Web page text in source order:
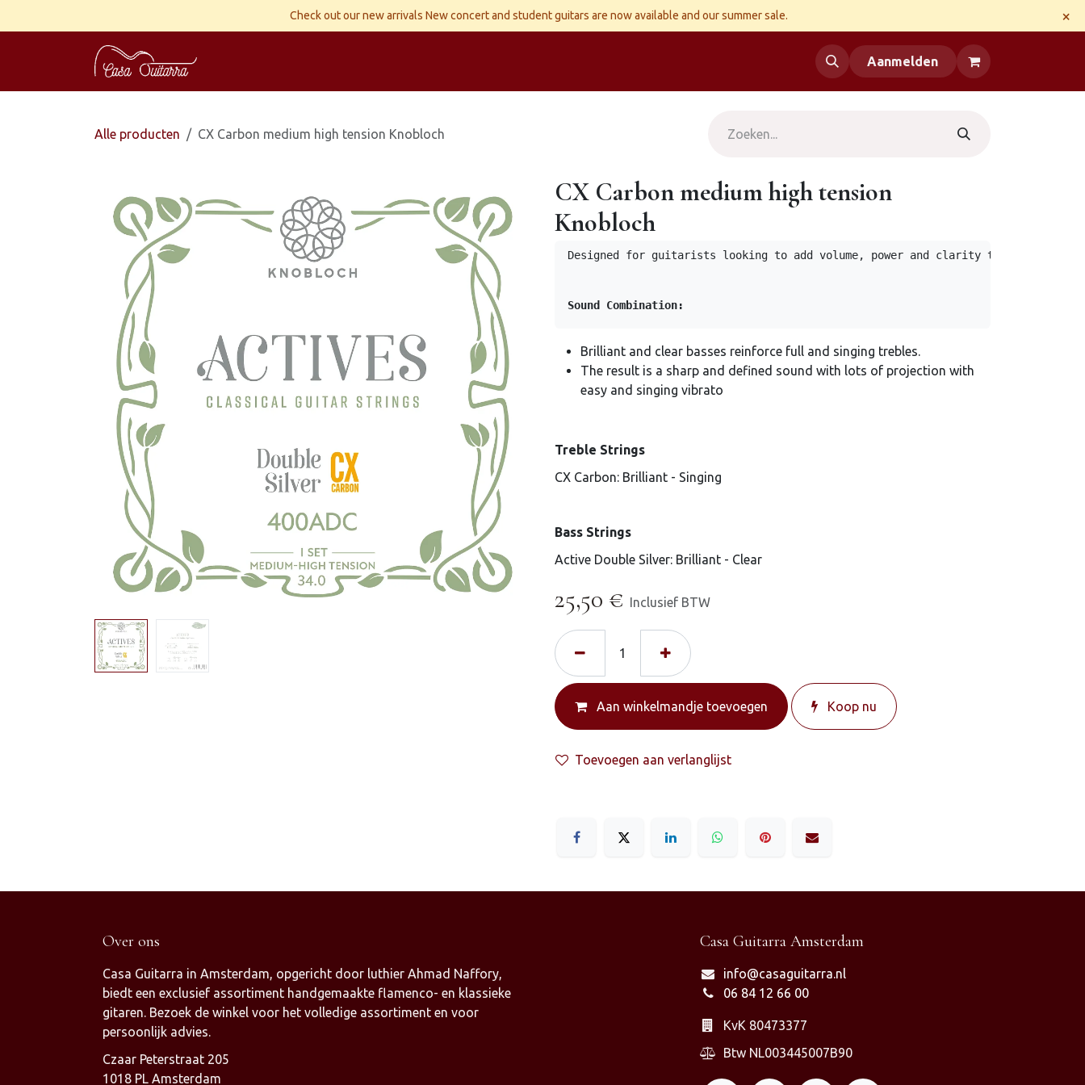
Check out our new arrivals New concert and student guitars are now available and our summer sale. ×
Aanmelden
Alle producten CX Carbon medium high tension Knobloch
CX Carbon medium high tension
Knobloch
Designed for guitarists looking to add volume, power and clarity to their guitar
Sound Combination:
Brilliant and clear basses reinforce full and singing trebles.
The result is a sharp and defined sound with lots of projection with
easy and singing vibrato
Treble Strings
CX Carbon: Brilliant - Singing
Bass Strings
Active Double Silver: Brilliant - Clear
25,50 € Inclusief BTW
Aan winkelmandje toevoegen Koop nu
Toevoegen aan verlanglijst
Over ons
Casa Guitarra in Amsterdam, opgericht door luthier Ahmad Naffory,
biedt een exclusief assortiment handgemaakte flamenco- en klassieke
gitaren. Bezoek de winkel voor het volledige assortiment en voor
persoonlijk advies.
Czaar Peterstraat 205
1018 PL Amsterdam
Casa Guitarra Amsterdam
info@casaguitarra.nl
06 84 12 66 00
KvK 80473377
Btw NL003445007B90